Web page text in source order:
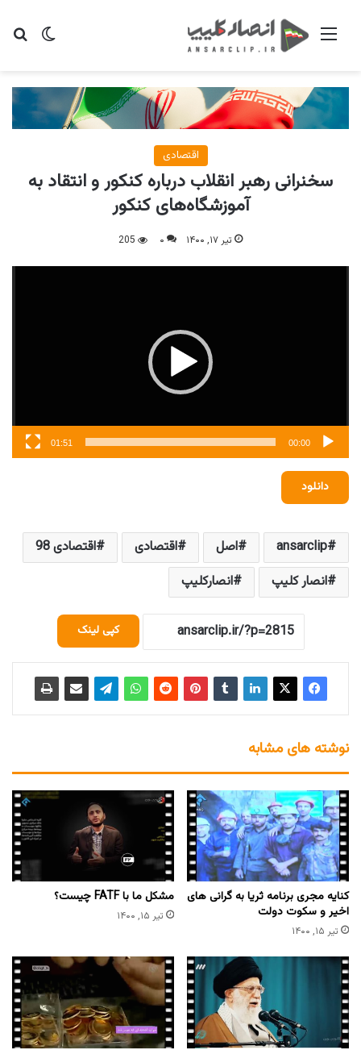
تغییر منو
اقتصادی
سخنرانی رهبر انقلاب درباره کنکور و انتقاد به
آموزشگاه‌های کنکور
تیر ۱۷, ۱۴۰۰ ۰ 205
نمایشگر
00:00
01:51
دانلود
ansarclip اصل اقتصادی
اقتصادی 98
انصار کلیپ
انصارکلیپ
کپی لینک
نوشته های مشابه
کنایه مجری برنامه ثریا به گرانی های
اخیر و سکوت دولت
تیر ۱۵, ۱۴۰۰
مشکل ما با FATF چیست؟
تیر ۱۵, ۱۴۰۰